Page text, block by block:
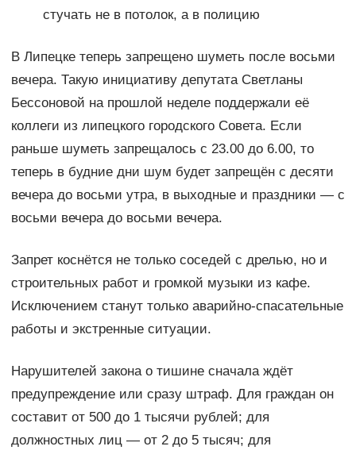
стучать не в потолок, а в полицию
В Липецке теперь запрещено шуметь после восьми
вечера. Такую инициативу депутата Светланы
Бессоновой на прошлой неделе поддержали её
коллеги из липецкого городского Совета. Если
раньше шуметь запрещалось с 23.00 до 6.00, то
теперь в будние дни шум будет запрещён с десяти
вечера до восьми утра, в выходные и праздники — с
восьми вечера до восьми вечера.
Запрет коснётся не только соседей с дрелью, но и
строительных работ и громкой музыки из кафе.
Исключением станут только аварийно-спасательные
работы и экстренные ситуации.
Нарушителей закона о тишине сначала ждёт
предупреждение или сразу штраф. Для граждан он
составит от 500 до 1 тысячи рублей; для
должностных лиц — от 2 до 5 тысяч; для